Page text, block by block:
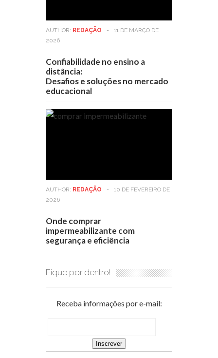
AUTHOR: REDAÇÃO -
11 DE MARÇO DE
2026
Confiabilidade no ensino a
distância:
Desafios e soluções no mercado
educacional
AUTHOR: REDAÇÃO -
10 DE FEVEREIRO DE
2026
Onde comprar
impermeabilizante com
segurança e eficiência
Fique por dentro!
Receba informações por e-mail: